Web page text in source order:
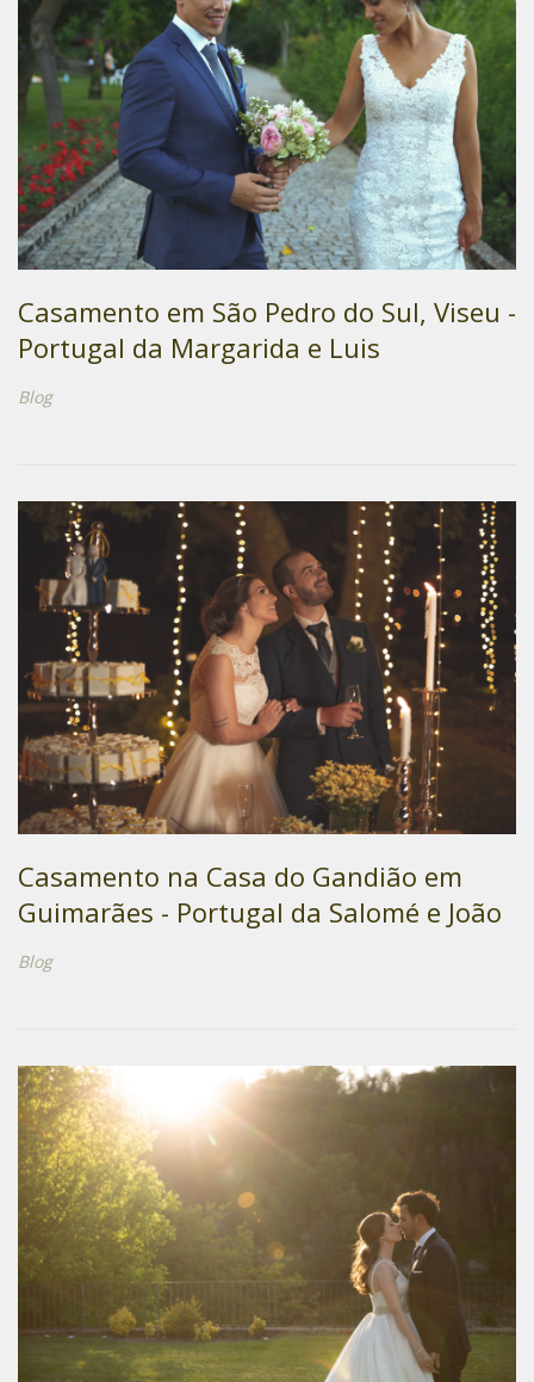
Casamento em São Pedro do Sul, Viseu -
Portugal da Margarida e Luis
Blog
Casamento na Casa do Gandião em
Guimarães - Portugal da Salomé e João
Blog